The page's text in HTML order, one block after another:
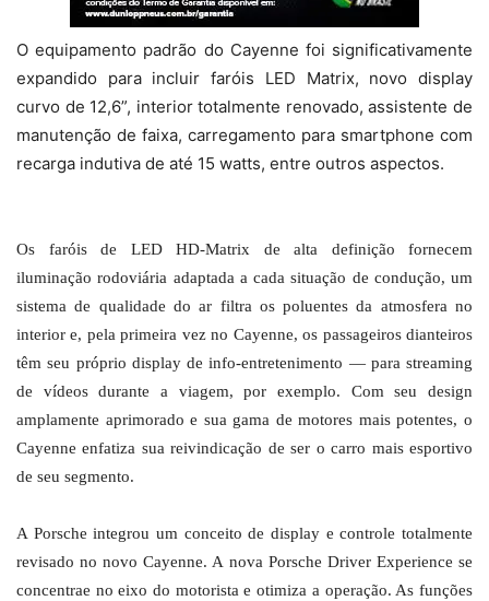
O equipamento padrão do Cayenne foi significativamente
expandido para incluir faróis LED Matrix, novo display
curvo de 12,6”, interior totalmente renovado, assistente de
manutenção de faixa, carregamento para smartphone com
recarga indutiva de até 15 watts, entre outros aspectos.
Os faróis de LED HD-Matrix de alta definição fornecem
iluminação rodoviária adaptada a cada situação de condução, um
sistema de qualidade do ar filtra os poluentes da atmosfera no
interior e, pela primeira vez no Cayenne, os passageiros dianteiros
têm seu próprio display de info-entretenimento — para streaming
de vídeos durante a viagem, por exemplo. Com seu design
amplamente aprimorado e sua gama de motores mais potentes, o
Cayenne enfatiza sua reivindicação de ser o carro mais esportivo
de seu segmento.
A Porsche integrou um conceito de display e controle totalmente
revisado no novo Cayenne. A nova Porsche Driver Experience se
concentrae no eixo do motorista e otimiza a operação. As funções